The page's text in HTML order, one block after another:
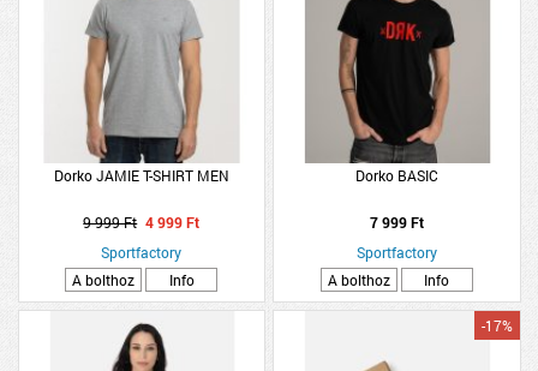
Dorko JAMIE T-SHIRT MEN
9 999 Ft 4 999 Ft
Sportfactory
A bolthoz
Info
Dorko BASIC
7 999 Ft
Sportfactory
A bolthoz
Info
-17%